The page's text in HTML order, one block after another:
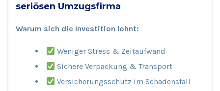
seriösen Umzugsfirma
Warum sich die Investition lohnt:
Weniger Stress & Zeitaufwand
Sichere Verpackung & Transport
Versicherungsschutz im Schadensfall